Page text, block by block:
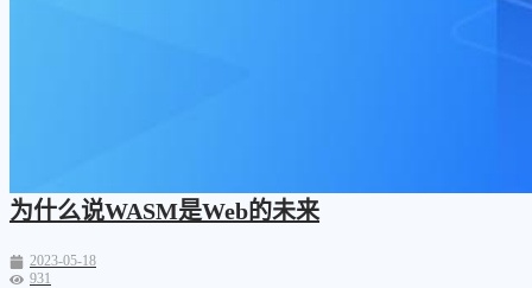
为什么说WASM是Web的未来
2023-05-18
931